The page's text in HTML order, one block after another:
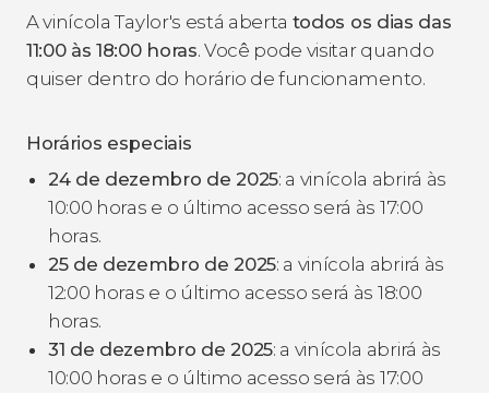
A vinícola Taylor's está aberta todos os dias das
11:00 às 18:00 horas. Você pode visitar quando
quiser dentro do horário de funcionamento.
Horários especiais
24 de dezembro de 2025: a vinícola abrirá às
10:00 horas e o último acesso será às 17:00
horas.
25 de dezembro de 2025: a vinícola abrirá às
12:00 horas e o último acesso será às 18:00
horas.
31 de dezembro de 2025: a vinícola abrirá às
10:00 horas e o último acesso será às 17:00